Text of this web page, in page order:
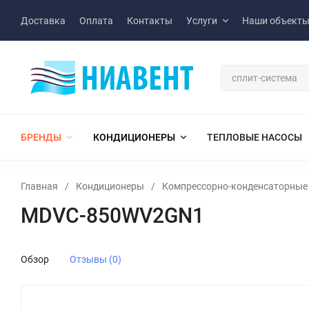
Доставка Оплата Контакты Услуги Наши объекты
БРЕНДЫ КОНДИЦИОНЕРЫ ТЕПЛОВЫЕ НАСОСЫ
Главная / Кондиционеры / Компрессорно-
MDVC-850WV2GN1
Обзор Отзывы (0)